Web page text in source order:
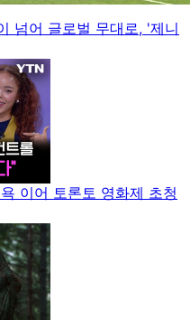
넘어 글로벌 무대로, '제니
이어 토론토 영화제 초청